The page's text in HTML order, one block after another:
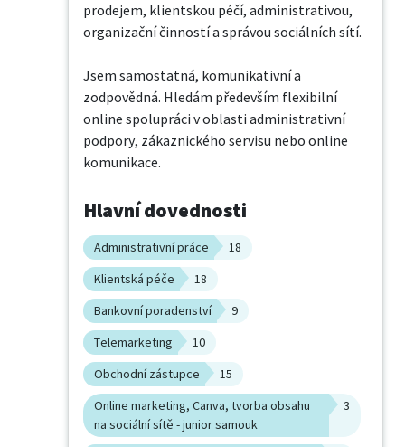
prodejem, klientskou péčí, administrativou,
organizační činností a správou sociálních sítí.
Jsem samostatná, komunikativní a
zodpovědná. Hledám především flexibilní
online spolupráci v oblasti administrativní
podpory, zákaznického servisu nebo online
komunikace.
Hlavní dovednosti
Administrativní práce
18
Klientská péče
18
Bankovní poradenství
9
Telemarketing
10
Obchodní zástupce
15
Online marketing, Canva, tvorba obsahu
na sociální sítě - junior samouk
3